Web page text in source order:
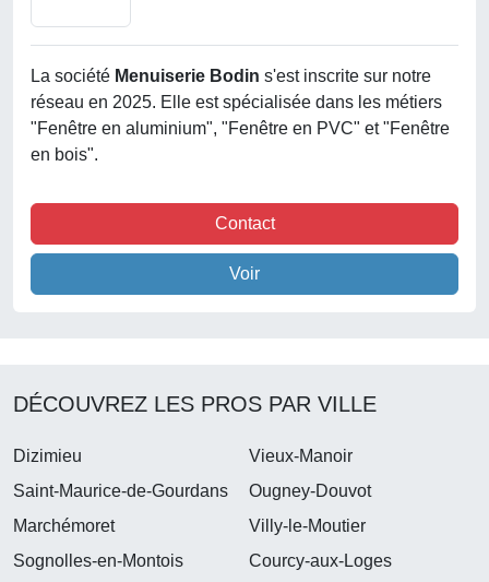
La société Menuiserie Bodin s'est inscrite sur notre
réseau en 2025. Elle est spécialisée dans les métiers
"Fenêtre en aluminium", "Fenêtre en PVC" et "Fenêtre
en bois".
Contact
Voir
DÉCOUVREZ LES PROS PAR VILLE
Dizimieu
Vieux-Manoir
Saint-Maurice-de-Gourdans
Ougney-Douvot
Marchémoret
Villy-le-Moutier
Sognolles-en-Montois
Courcy-aux-Loges